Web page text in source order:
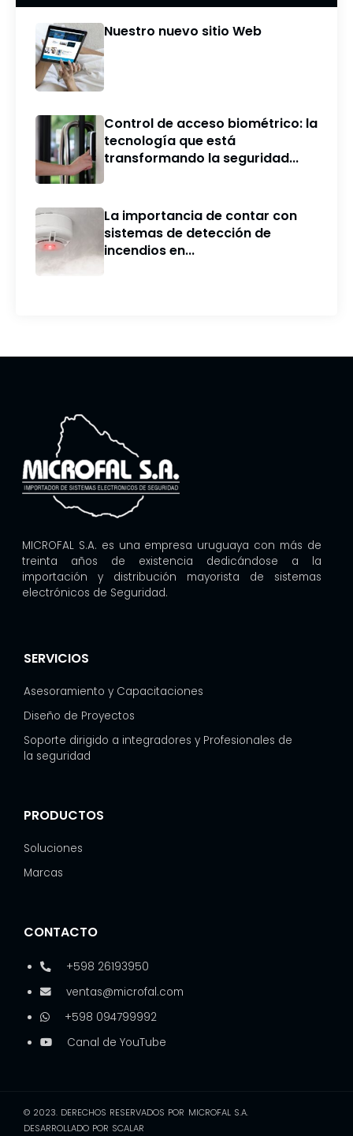
Nuestro nuevo sitio Web
Control de acceso biométrico: la
tecnología que está
transformando la seguridad...
La importancia de contar con
sistemas de detección de
incendios en...
MICROFAL S.A. es una empresa uruguaya con más de
treinta años de existencia dedicándose a la
importación y distribución mayorista de sistemas
electrónicos de Seguridad.
SERVICIOS
Asesoramiento y Capacitaciones
Diseño de Proyectos
Soporte dirigido a integradores y Profesionales de
la seguridad
PRODUCTOS
Soluciones
Marcas
CONTACTO
+598 26193950
ventas@microfal.com
+598 094799992
Canal de YouTube
© 2023. DERECHOS RESERVADOS POR MICROFAL S.A.
DESARROLLADO POR SCALAR